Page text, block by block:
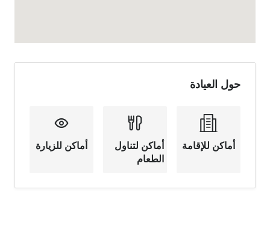
حول العيادة
أماكن للإقامة
أماكن لتناول
الطعام
أماكن للزيارة